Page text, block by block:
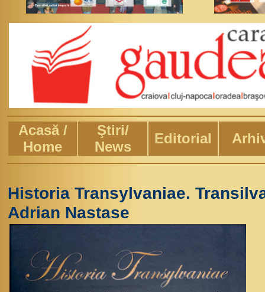
Acasă /
Home
Ştiri/
News
Editorial
Historia Transylvaniae.
Adrian Nastase